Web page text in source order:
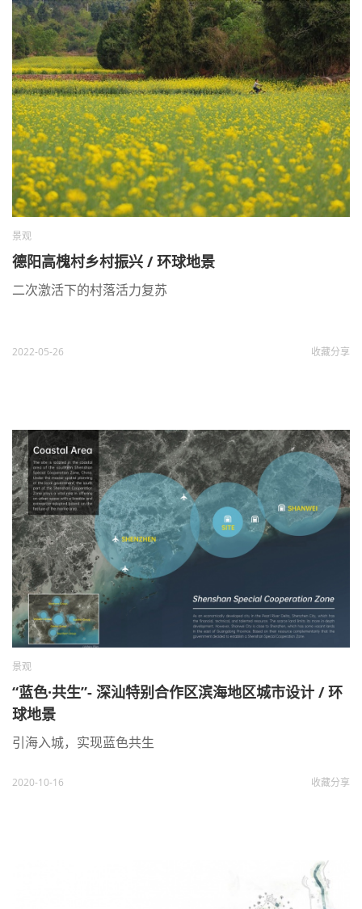
景观
德阳高槐村乡村振兴 / 环球地景
二次激活下的村落活力复苏
2022-05-26 收藏分享
景观
“蓝色·共生”- 深汕特别合作区滨海地区城市设计 / 环
球地景
引海入城，实现蓝色共生
2020-10-16 收藏分享